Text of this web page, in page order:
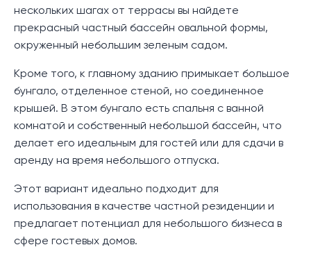
нескольких шагах от террасы вы найдете
прекрасный частный бассейн овальной формы,
окруженный небольшим зеленым садом.
Кроме того, к главному зданию примыкает большое
бунгало, отделенное стеной, но соединенное
крышей. В этом бунгало есть спальня с ванной
комнатой и собственный небольшой бассейн, что
делает его идеальным для гостей или для сдачи в
аренду на время небольшого отпуска.
Этот вариант идеально подходит для
использования в качестве частной резиденции и
предлагает потенциал для небольшого бизнеса в
сфере гостевых домов.